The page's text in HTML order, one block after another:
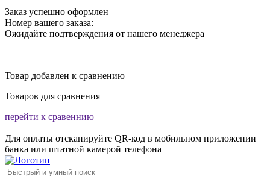
Заказ успешно оформлен
Номер вашего заказа:
Ожидайте подтверждения от нашего менеджера
Товар добавлен к сравнению
Товаров для сравнения
перейти к сравеннию
Для оплаты отсканируйте QR-код в мобильном приложении
банка или штатной камерой телефона